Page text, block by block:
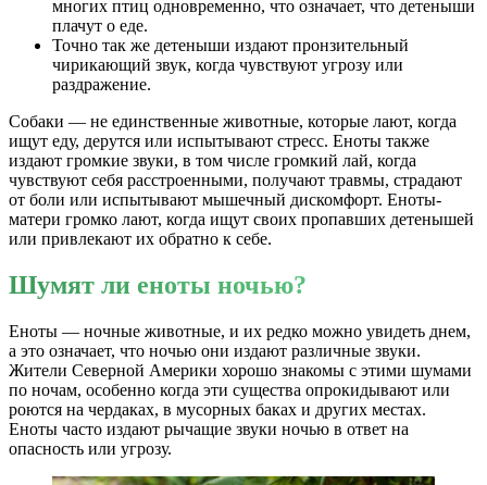
многих птиц одновременно, что означает, что детеныши
плачут о еде.
Точно так же детеныши издают пронзительный
чирикающий звук, когда чувствуют угрозу или
раздражение.
Собаки — не единственные животные, которые лают, когда
ищут еду, дерутся или испытывают стресс. Еноты также
издают громкие звуки, в том числе громкий лай, когда
чувствуют себя расстроенными, получают травмы, страдают
от боли или испытывают мышечный дискомфорт. Еноты-
матери громко лают, когда ищут своих пропавших детенышей
или привлекают их обратно к себе.
Шумят ли еноты ночью?
Еноты — ночные животные, и их редко можно увидеть днем,
а это означает, что ночью они издают различные звуки.
Жители Северной Америки хорошо знакомы с этими шумами
по ночам, особенно когда эти существа опрокидывают или
роются на чердаках, в мусорных баках и других местах.
Еноты часто издают рычащие звуки ночью в ответ на
опасность или угрозу.